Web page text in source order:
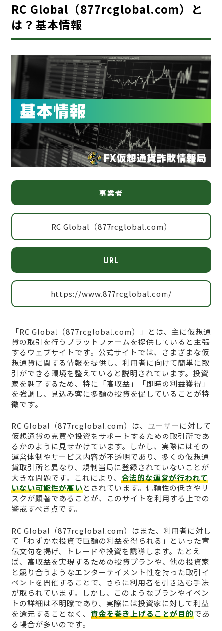
RC Global（877rcglobal.com）と
は？基本情報
事業者
RC Global（877rcglobal.com）
URL
https://www.877rcglobal.com/
「RC Global（877rcglobal.com）」とは、主に仮想通
貨の取引を行うプラットフォームを提供していると主張
するウェブサイトです。公式サイトでは、さまざまな仮
想通貨に関する情報を提供し、利用者に向けて簡単に取
引ができる環境を整えていると説明されています。投資
家を魅了するため、特に「高収益」「即時の利益獲得」
を強調し、見込み客に多額の投資を促していることが特
徴です。
RC Global（877rcglobal.com）は、ユーザーに対して
仮想通貨の売買や投資をサポートするための取引所であ
るかのように見せかけています。しかし、実際にはその
運営体制やサービス内容が不透明であり、多くの仮想通
貨取引所と異なり、規制当局に登録されていないことが
大きな問題です。これにより、 合法的な運営が行われて
いない可能性が高いとされています。信頼性の低さやリ
スクが顕著であることが、このサイトを利用する上での
警戒すべき点です。
RC Global（877rcglobal.com）はまた、利用者に対し
て「わずかな投資で巨額の利益を得られる」といった宣
伝文句を掲げ、トレードや投資を誘導します。たとえ
ば、高収益を実現するための投資プランや、他の投資家
と競り合うようなエンターテイメント性を持った取引イ
ベントを開催することで、さらに利用者を引き込む手法
が取られています。しかし、このようなプランやイベン
トの詳細は不明瞭であり、実際には投資家に対して利益
を還元することなく、 資金を巻き上げることが目的であ
る場合が多いのです。